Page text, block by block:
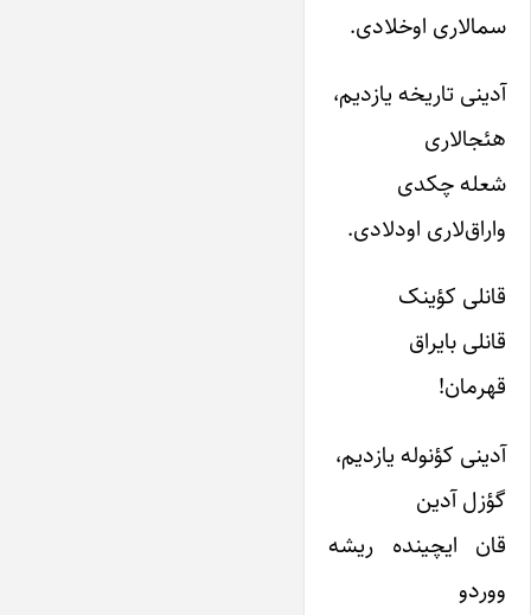
سمالاری اوخلادی.
آدینی تاریخه یازدیم،
هئجالاری
شعله چکدی
واراق‌لاری اودلادی.
قانلی کؤینک
قانلی بایراق
قهرمان!
آدینی کؤنوله یازدیم،
گؤزل آدین
قان ایچینده ریشه
ووردو